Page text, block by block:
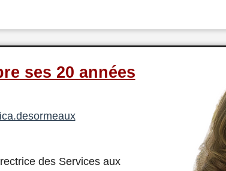
ses 20 années
des Services aux